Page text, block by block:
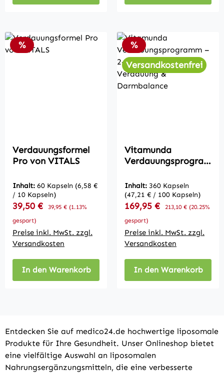
Rabatt
%
Verdauungsformel
Pro von VITALS
Inhalt: 60 Kapseln (6,58 €
/ 10 Kapseln)
Verkaufspreis:
39,50 € Regulärer Preis:
39,95 € (1.13%
gespart)
Preise inkl. MwSt. zzgl.
Versandkosten
In den Warenkorb
Rabatt
%
Versandkostenfrei
Vitamunda
Verdauungsprogram
für Verdauung &
Darmbalance
Inhalt: 360 Kapseln
(47,21 € / 100 Kapseln)
Verkaufspreis:
169,95 € Regulärer Preis:
213,10 € (20.25%
gespart)
Preise inkl. MwSt. zzgl.
Versandkosten
In den Warenkorb
Entdecken Sie auf medico24.de hochwertige liposomale
Produkte für Ihre Gesundheit. Unser Onlineshop bietet
eine vielfältige Auswahl an liposomalen
Nahrungsergänzungsmitteln, die eine verbesserte